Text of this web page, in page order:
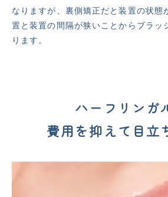
なりますが、裏側矯正だと装置の状態
置と装置の間隔が狭いことからブラッ
ります。
ハーフリンガ
費用を抑えて目立